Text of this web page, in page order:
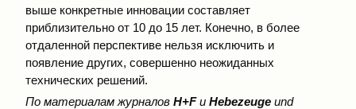
выше конкретные инновации составляет
приблизительно от 10 до 15 лет. Конечно, в более
отдаленной перспективе нельзя исключить и
появление других, совершенно неожиданных
технических решений.
По материалам журналов H+Fи Hebezeuge und